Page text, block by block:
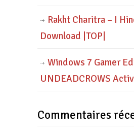
Rakht Charitra – I
Download |TOP|
Windows 7 Gamer
UNDEADCROWS
Commentaires